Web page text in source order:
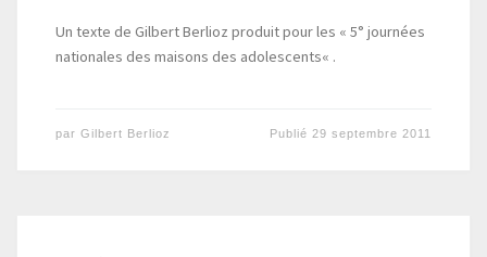
Un texte de Gilbert Berlioz produit pour les « 5° journées
nationales des maisons des adolescents« .
par Gilbert Berlioz Publié 29 septembre 2011